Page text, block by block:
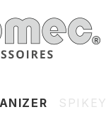
springen
SPIKEY